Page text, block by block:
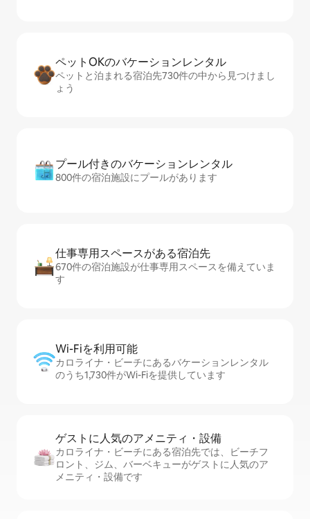
ペットOKのバ⁠ケ⁠ー⁠シ⁠ョ⁠ンレ⁠ン⁠タ⁠ル
ペットと泊まれる宿泊先730件の中から見つけまし
ょう
プール付きのバ⁠ケ⁠ー⁠シ⁠ョ⁠ンレ⁠ン⁠タ⁠ル
800件の宿泊施設にプールがあります
仕事専用ス⁠ペ⁠ー⁠スがあ⁠る宿⁠泊⁠先
670件の宿泊施設が仕事専用スペースを備えていま
す
Wi-Fiを利⁠用⁠可⁠能
カロライナ・ビーチにあるバケーションレンタル
のうち1,730件がWi-Fiを提供しています
ゲストに人⁠気⁠のア⁠メ⁠ニ⁠テ⁠ィ・設⁠備
カロライナ・ビーチにある宿泊先では、ビーチフ
ロント、ジム、バーベキューがゲストに人気のア
メニティ・設備です